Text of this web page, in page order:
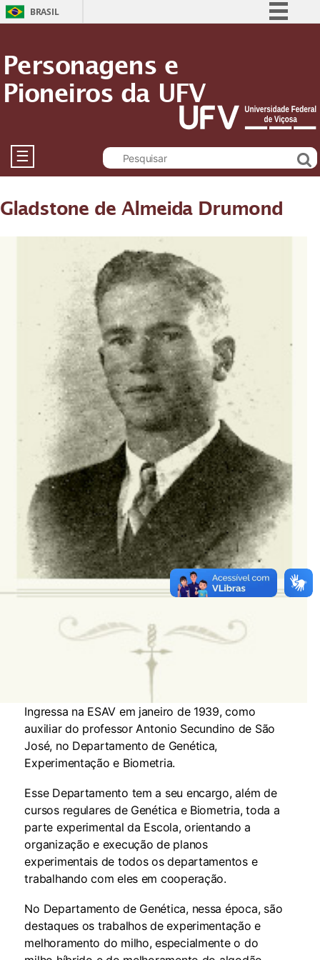
BRASIL
Acesso à informação
Legislação
Canais
Personagens e
Pioneiros da UFV
☰
Gladstone de Almeida Drumond
Ingressa na ESAV em janeiro de 1939, como
auxiliar do professor Antonio Secundino de São
José, no Departamento de Genética,
Experimentação e Biometria.
Esse Departamento tem a seu encargo, além de
cursos regulares de Genética e Biometria, toda a
parte experimental da Escola, orientando a
organização e execução de planos
experimentais de todos os departamentos e
trabalhando com eles em cooperação.
No Departamento de Genética, nessa época, são
destaques os trabalhos de experimentação e
melhoramento do milho, especialmente o do